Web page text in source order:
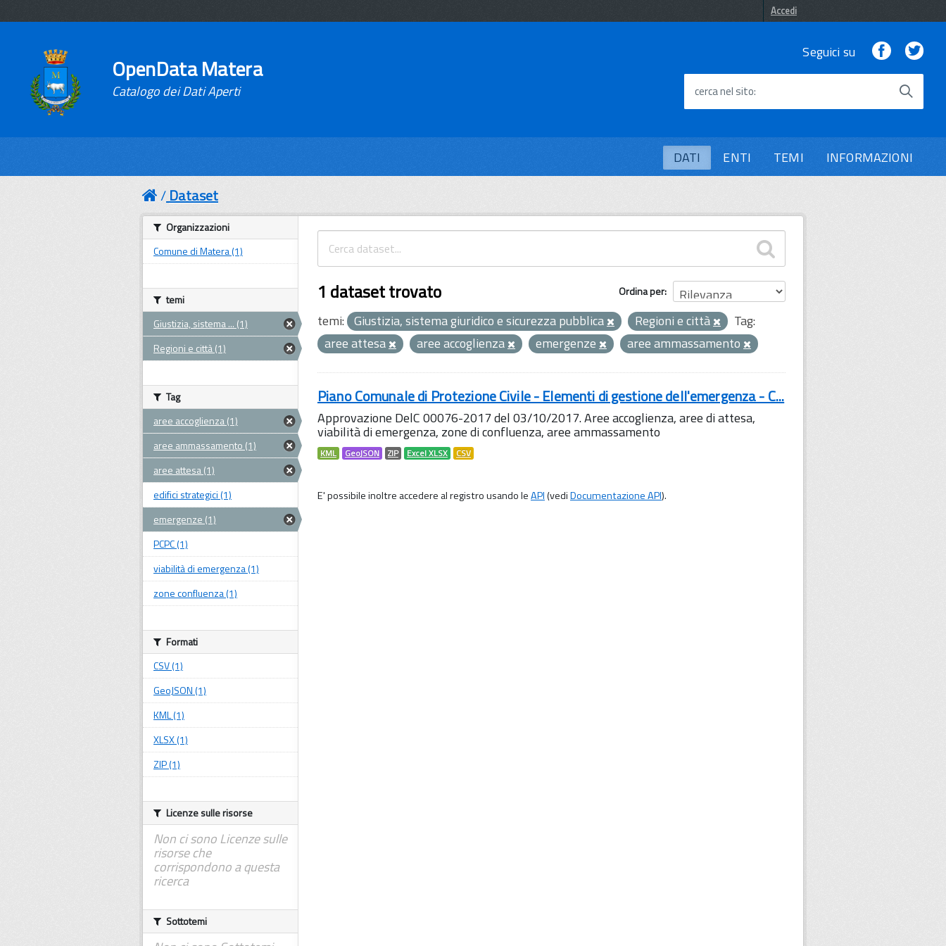
Accedi
OpenData Matera
Catalogo dei Dati Aperti
Seguici su Facebook
cerca nel sito
DATI ENTI TEMI INFORMAZIONI
Dataset
Ordina per
1 dataset trovato
temi: Giustizia, sistema giuridico e sicurezza pubblica Regioni e città
Tag:
aree attesa
aree accoglienza emergenze aree ammassamento
Piano Comunale di Protezione Civile - Elementi di gestione dell'emergenza - C...
Approvazione DelC 00076-2017 del 03/10/2017. Aree accoglienza, aree di attesa,
viabilità di emergenza, zone di confluenza, aree ammassamento
KML GeoJSON ZIP Excel XLSX CSV
E' possibile inoltre accedere al registro usando leAPI(vediDocumentazione API).
Organizzazioni
Comune di Matera (1)
temi
Giustizia, sistema ... (1)
Regioni e città (1)
Tag
aree accoglienza (1)
aree ammassamento (1)
aree attesa (1)
edifici strategici (1)
emergenze (1)
PCPC (1)
viabilità di emergenza (1)
zone confluenza (1)
Formati
CSV (1)
GeoJSON (1)
KML (1)
XLSX (1)
ZIP (1)
Licenze sulle risorse
Non ci sono Licenze sulle
risorse che
corrispondono a questa
ricerca
Sottotemi